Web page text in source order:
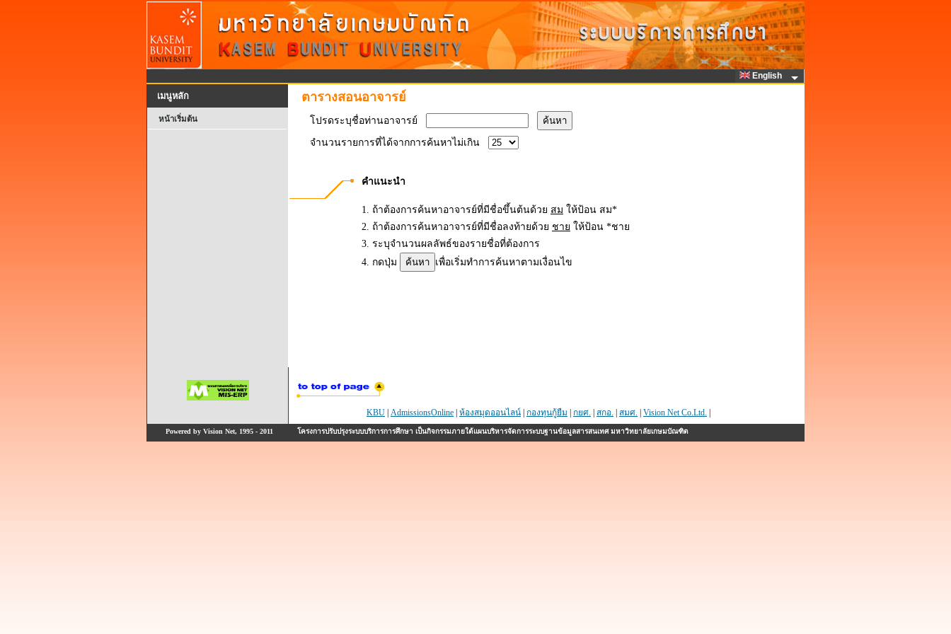
English
เมนูหลัก
หน้าเริ่มต้น
ตารางสอนอาจารย์
โปรดระบุชื่อท่านอาจารย์
จำนวนรายการที่ได้จากการค้นหาไม่เกิน
คำแนะนำ
1. ถ้าต้องการค้นหาอาจารย์ที่มีชื่อขึ้นต้นด้วย สม ให้ป้อน สม*
2. ถ้าต้องการค้นหาอาจารย์ที่มีชื่อลงท้ายด้วย ชาย ให้ป้อน *ชาย
3. ระบุจำนวนผลลัพธ์ของรายชื่อที่ต้องการ
4. กดปุ่ม
เพื่อเริ่มทำการค้นหาตามเงื่อนไข
KBU AdmissionsOnline ห้องสมุดออนไลน์ กองทุนกู้ยืม กยศ. สกอ. สมศ. Vision Net Co.Ltd.
Powered by Vision Net, 1995 - 2011 โครงการปรับปรุงระบบบริการการศึกษา เป็นกิจกรรมภายใต้แผนบริหารจัดการระบบฐานข้อมูลสารสนเทศ มหาวิทยาลัยเกษมบัณฑิต